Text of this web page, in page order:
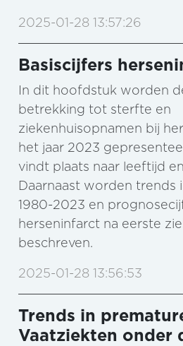
2025-01-28 13:57:26
Basiscijfers
In dit hoofdstuk worden
betrekking tot sterfte en
ziekenhuisopnamen bij
het jaar 2023
vindt plaats naar leeftijd
Daarnaast worden trends
1980-2023 en
herseninfarct na eerste
beschreven.
2025-01-28 13:56:53
Trends in
Vaatziekten onder